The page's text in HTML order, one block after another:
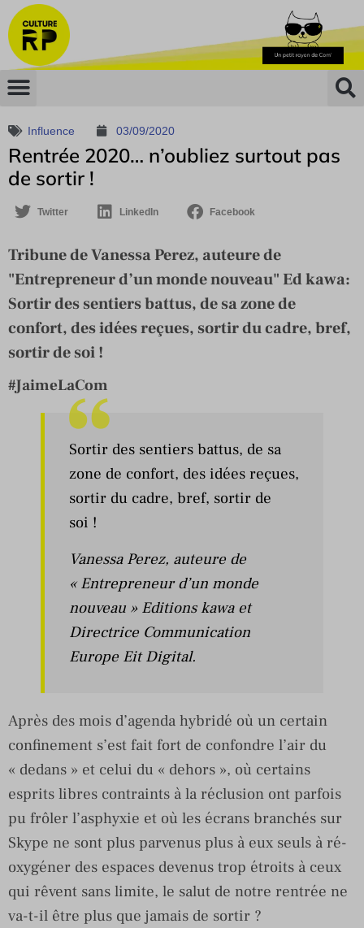
Influence 03/09/2020
Rentrée 2020… n’oubliez surtout pas
de sortir !
Twitter LinkedIn Facebook
Tribune de Vanessa Perez, auteure de
"Entrepreneur d’un monde nouveau" Ed kawa:
Sortir des sentiers battus, de sa zone de
confort, des idées reçues, sortir du cadre, bref,
sortir de soi !
#JaimeLaCom
Sortir des sentiers battus, de sa
zone de confort, des idées reçues,
sortir du cadre, bref, sortir de
soi !
Vanessa Perez, auteure de
« Entrepreneur d’un monde
nouveau » Editions kawa et
Directrice Communication
Europe Eit Digital.
Après des mois d’agenda hybridé où un certain
confinement s’est fait fort de confondre l’air du
« dedans » et celui du « dehors », où certains
esprits libres contraints à la réclusion ont parfois
pu frôler l’asphyxie et où les écrans branchés sur
Skype ne sont plus parvenus plus à eux seuls à ré-
oxygéner des espaces devenus trop étroits à ceux
qui rêvent sans limite, le salut de notre rentrée ne
va-t-il être plus que jamais de sortir ?